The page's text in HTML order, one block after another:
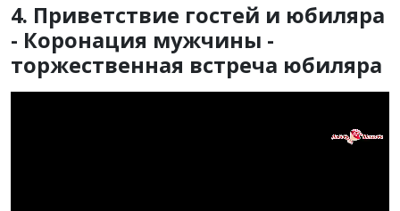
4. Приветствие гостей и юбиляра
- Коронация мужчины -
торжественная встреча юбиляра